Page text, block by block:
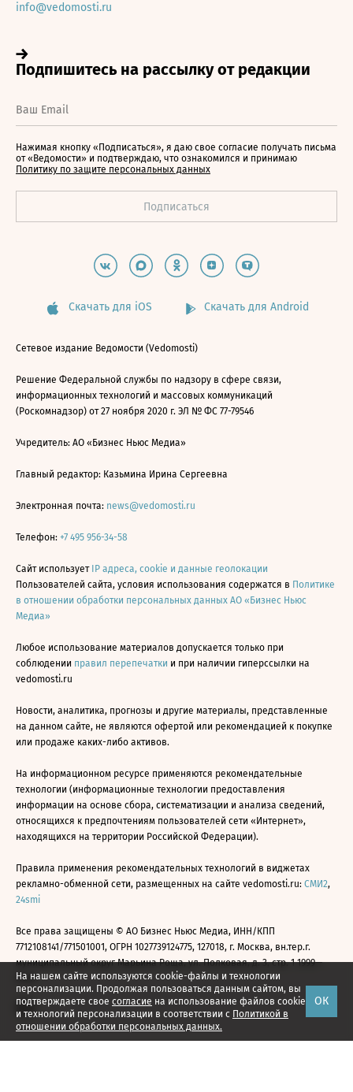
На нашем сайте используются cookie-файлы и технологии
персонализации. Продолжая пользоваться данным сайтом, вы
подтверждаете свое согласие на использование файлов cookie
и технологий персонализации в соответствии с Политикой в
отношении обработки персональных данных.
ОК
info@vedomosti.ru
Нажимая кнопку «Подписаться», я даю свое согласие получать письма
от «Ведомости» и подтверждаю, что ознакомился и принимаю
Политику по защите персональных данных
Скачать для iOS Скачать для Android
Сетевое издание Ведомости (Vedomosti)
Решение Федеральной службы по надзору в сфере связи,
информационных технологий и массовых коммуникаций
(Роскомнадзор) от 27 ноября 2020 г. ЭЛ № ФС 77-79546
Учредитель: АО «Бизнес Ньюс Медиа»
Главный редактор: Казьмина Ирина Сергеевна
Электронная почта: news@vedomosti.ru
Телефон: +7 495 956-34-58
Сайт использует IP адреса, cookie и данные геолокации
Пользователей сайта, условия использования содержатся в Политике
в отношении обработки персональных данных АО «Бизнес Ньюс
Медиа»
Любое использование материалов допускается только при
соблюдении правил перепечатки и при наличии гиперссылки на
vedomosti.ru
Новости, аналитика, прогнозы и другие материалы, представленные
на данном сайте, не являются офертой или рекомендацией к покупке
или продаже каких-либо активов.
На информационном ресурсе применяются рекомендательные
технологии (информационные технологии предоставления
информации на основе сбора, систематизации и анализа сведений,
относящихся к предпочтениям пользователей сети «Интернет»,
находящихся на территории Российской Федерации).
Правила применения рекомендательных технологий в виджетах
рекламно-обменной сети, размещенных на сайте vedomosti.ru: СМИ2,
24smi
Все права защищены © АО Бизнес Ньюс Медиа, ИНН/КПП
7712108141/771501001, ОГРН 1027739124775, 127018, г. Москва, вн.тер.г.
муниципальный округ Марьина Роща, ул. Полковая, д. 3, стр. 1 1999—
2026